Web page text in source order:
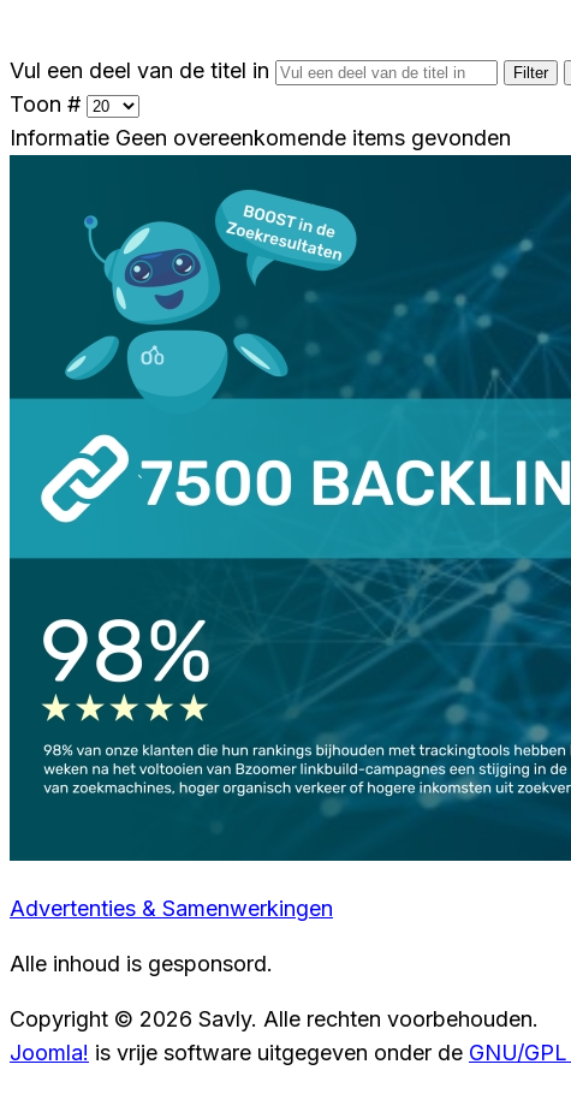
Vul een deel van de titel in Filter
Toon #
Informatie Geen overeenkomende items gevonden
Advertenties & Samenwerkingen
Alle inhoud is gesponsord.
Copyright © 2026 Savly. Alle rechten voorbehouden.
Joomla! is vrije software uitgegeven onder de GNU/